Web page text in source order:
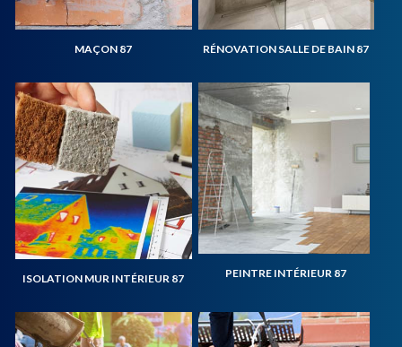
MAÇON 87 RÉNOVATION SALLE DE BAIN 87
ISOLATION MUR INTÉRIEUR 87 PEINTRE INTÉRIEUR 87